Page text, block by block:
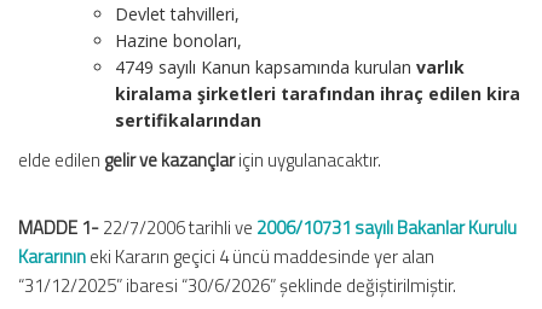
Devlet tahvilleri,
Hazine bonoları,
4749 sayılı Kanun kapsamında kurulan varlık
kiralama şirketleri tarafından ihraç edilen kira
sertifikalarından
elde edilen gelir ve kazançlariçin uygulanacaktır.
MADDE 1-22/7/2006 tarihli ve 2006/10731 sayılı Bakanlar Kurulu
Kararınıneki Kararın geçici 4 üncü maddesinde yer alan
“31/12/2025” ibaresi “30/6/2026” şeklinde değiştirilmiştir.